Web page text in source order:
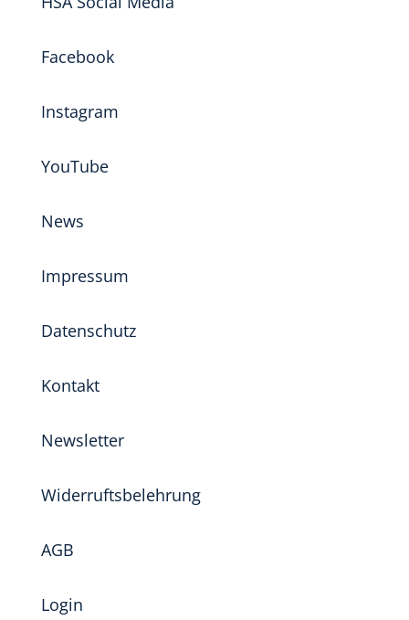
Facebook
Instagram
YouTube
News
Impressum
Datenschutz
Kontakt
Newsletter
Widerruftsbelehrung
AGB
Login